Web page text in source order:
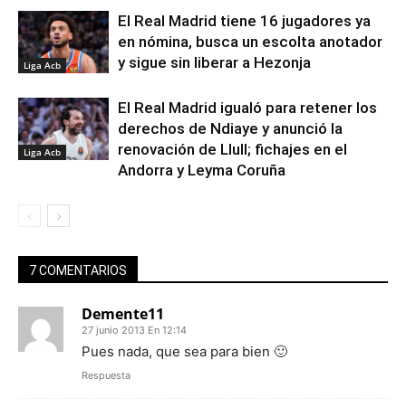
Liga Acb
El Real Madrid tiene 16 jugadores ya
en nómina, busca un escolta anotador
y sigue sin liberar a Hezonja
Liga Acb
El Real Madrid igualó para retener los
derechos de Ndiaye y anunció la
renovación de Llull; fichajes en el
Andorra y Leyma Coruña
7 COMENTARIOS
Demente11
27 junio 2013 En 12:14
Pues nada, que sea para bien 🙂
Respuesta